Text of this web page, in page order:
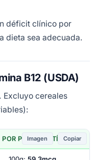
déficit clínico por
dieta sea adecuada.
B12 (USDA)
Excluyo cereales
POR PORCIÓN TÍPICA
Copiar
Imagen